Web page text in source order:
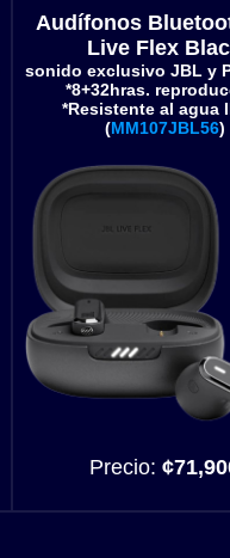
Audífonos
Live Flex
sonido exclusivo JBL y
*8+32hras.
*Resistente al agua
(MM107JBL56)
Precio: